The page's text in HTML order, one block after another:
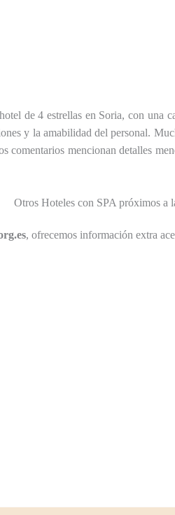
de 4 estrellas en Soria, con una
y la amabilidad del personal.
comentarios mencionan detalles
Otros Hoteles con SPA próximos a
, ofrecemos información extra